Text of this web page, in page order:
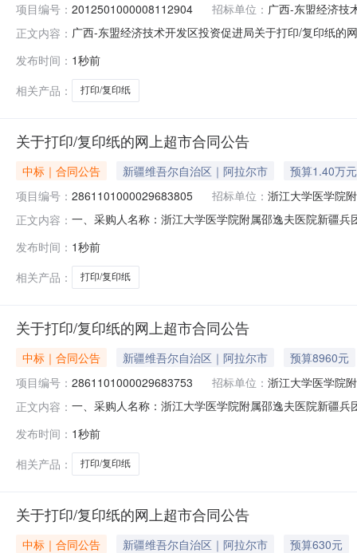
项目编号： 2012501000008112904 招标单位： 广西-东盟经济技
正文内容： 广西-东盟经济技术开发区投资促进局关于打印/复印纸的
目编号:2012501000008112904项目联系人:林立项目联
发布时间： 1秒前
相关产品：
打印/复印纸
关于打印/复印纸的网上超市合同公告
中标｜合同公告 新疆维吾尔自治区｜阿拉尔市
预算1.40万元
项目编号： 2861101000029683805 招标单位： 浙江大学医学院
正文内容： 一、采购人名称：浙江大学医学院附属邵逸夫医院新疆
(元)1得力33268打印/复印纸A4打印纸/复印纸得力/
发布时间： 1秒前
相关产品：
打印/复印纸
关于打印/复印纸的网上超市合同公告
中标｜合同公告 新疆维吾尔自治区｜阿拉尔市
预算8960元
项目编号： 2861101000029683753 招标单位： 浙江大学医学院
正文内容： 一、采购人名称：浙江大学医学院附属邵逸夫医院新疆
(元)1得力33268打印/复印纸A4打印纸/复印纸得力/
发布时间： 1秒前
相关产品：
打印/复印纸
关于打印/复印纸的网上超市合同公告
中标｜合同公告 新疆维吾尔自治区｜阿拉尔市
预算630元